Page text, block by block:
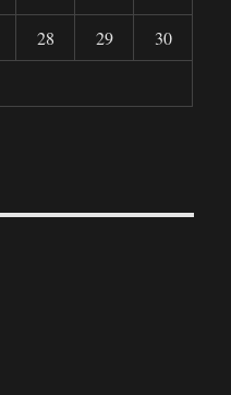
28 29
30